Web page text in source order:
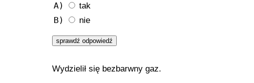
A) tak
B) nie
Wydzielił się bezbarwny gaz.